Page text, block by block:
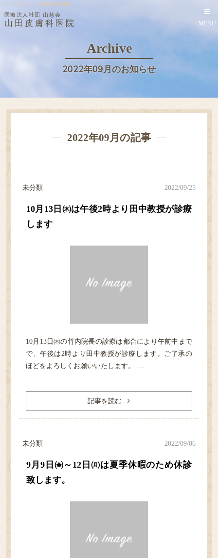
シミ・ほくろ・イボ治療 性感染症
医療法人社団 山慈会
山田皮膚科医院 MENU
Archive
2022年09月のお知らせ
2022年09月の記事
10月13日㈭は午後2時より田中教授が診療
します
未分類 2022/09/25
10月13日㈭の竹内院長の診療は都合により午前中まで
で、午後は2時より田中教授が診療します。ご了承の
ほどをよろしくお願いいたします。 …
記事を読む
9月9日㈮～12日㈪は夏季休暇のため休診
致します。
未分類 2022/09/06
HOME
診療案内
医院紹介
検査
ご予約／順番どり